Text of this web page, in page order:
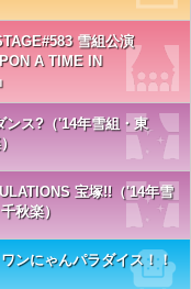
雪組公演
A TIME IN
ス?（'14年雪組・東
宝塚!!（'14年雪
秋楽）
ンにゃんパラダイス！！